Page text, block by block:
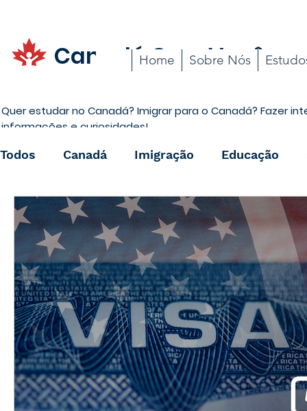
Canadá Com Você
Home Sobre Nós
Quer estudar no Canadá? Imigrar para o Canadá? Fazer
informações e curiosidades!
Todos
Canadá Imigração Educação
Promoções Carreira Cotidiano